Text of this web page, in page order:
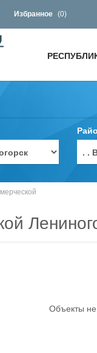
Избранное (0)
. .
Объекты